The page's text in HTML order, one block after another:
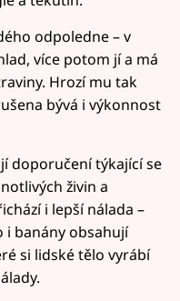
odpoledne – v
více potom jí a má
Hrozí mu tak
bývá i výkonnost
doporučení týkající se
živin a
i lepší nálada –
i banány obsahují
si lidské tělo vyrábí